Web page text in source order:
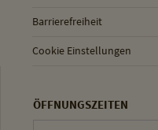
Barrierefreiheit
Cookie Einstellungen
ÖFFNUNGSZEITEN